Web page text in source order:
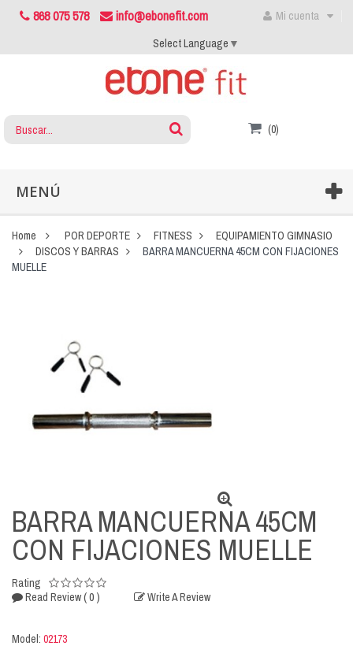
868 075 578 info@ebonefit.com
Mi cuenta
Select Language ▼
(0)
MENÚ
Home POR DEPORTE FITNESS
EQUIPAMIENTO GIMNASIO
DISCOS Y BARRAS
BARRA MANCUERNA 45CM CON FIJACIONES
MUELLE
BARRA MANCUERNA 45CM
CON FIJACIONES MUELLE
Rating
Read Review( 0 ) Write A Review
Model: 02173